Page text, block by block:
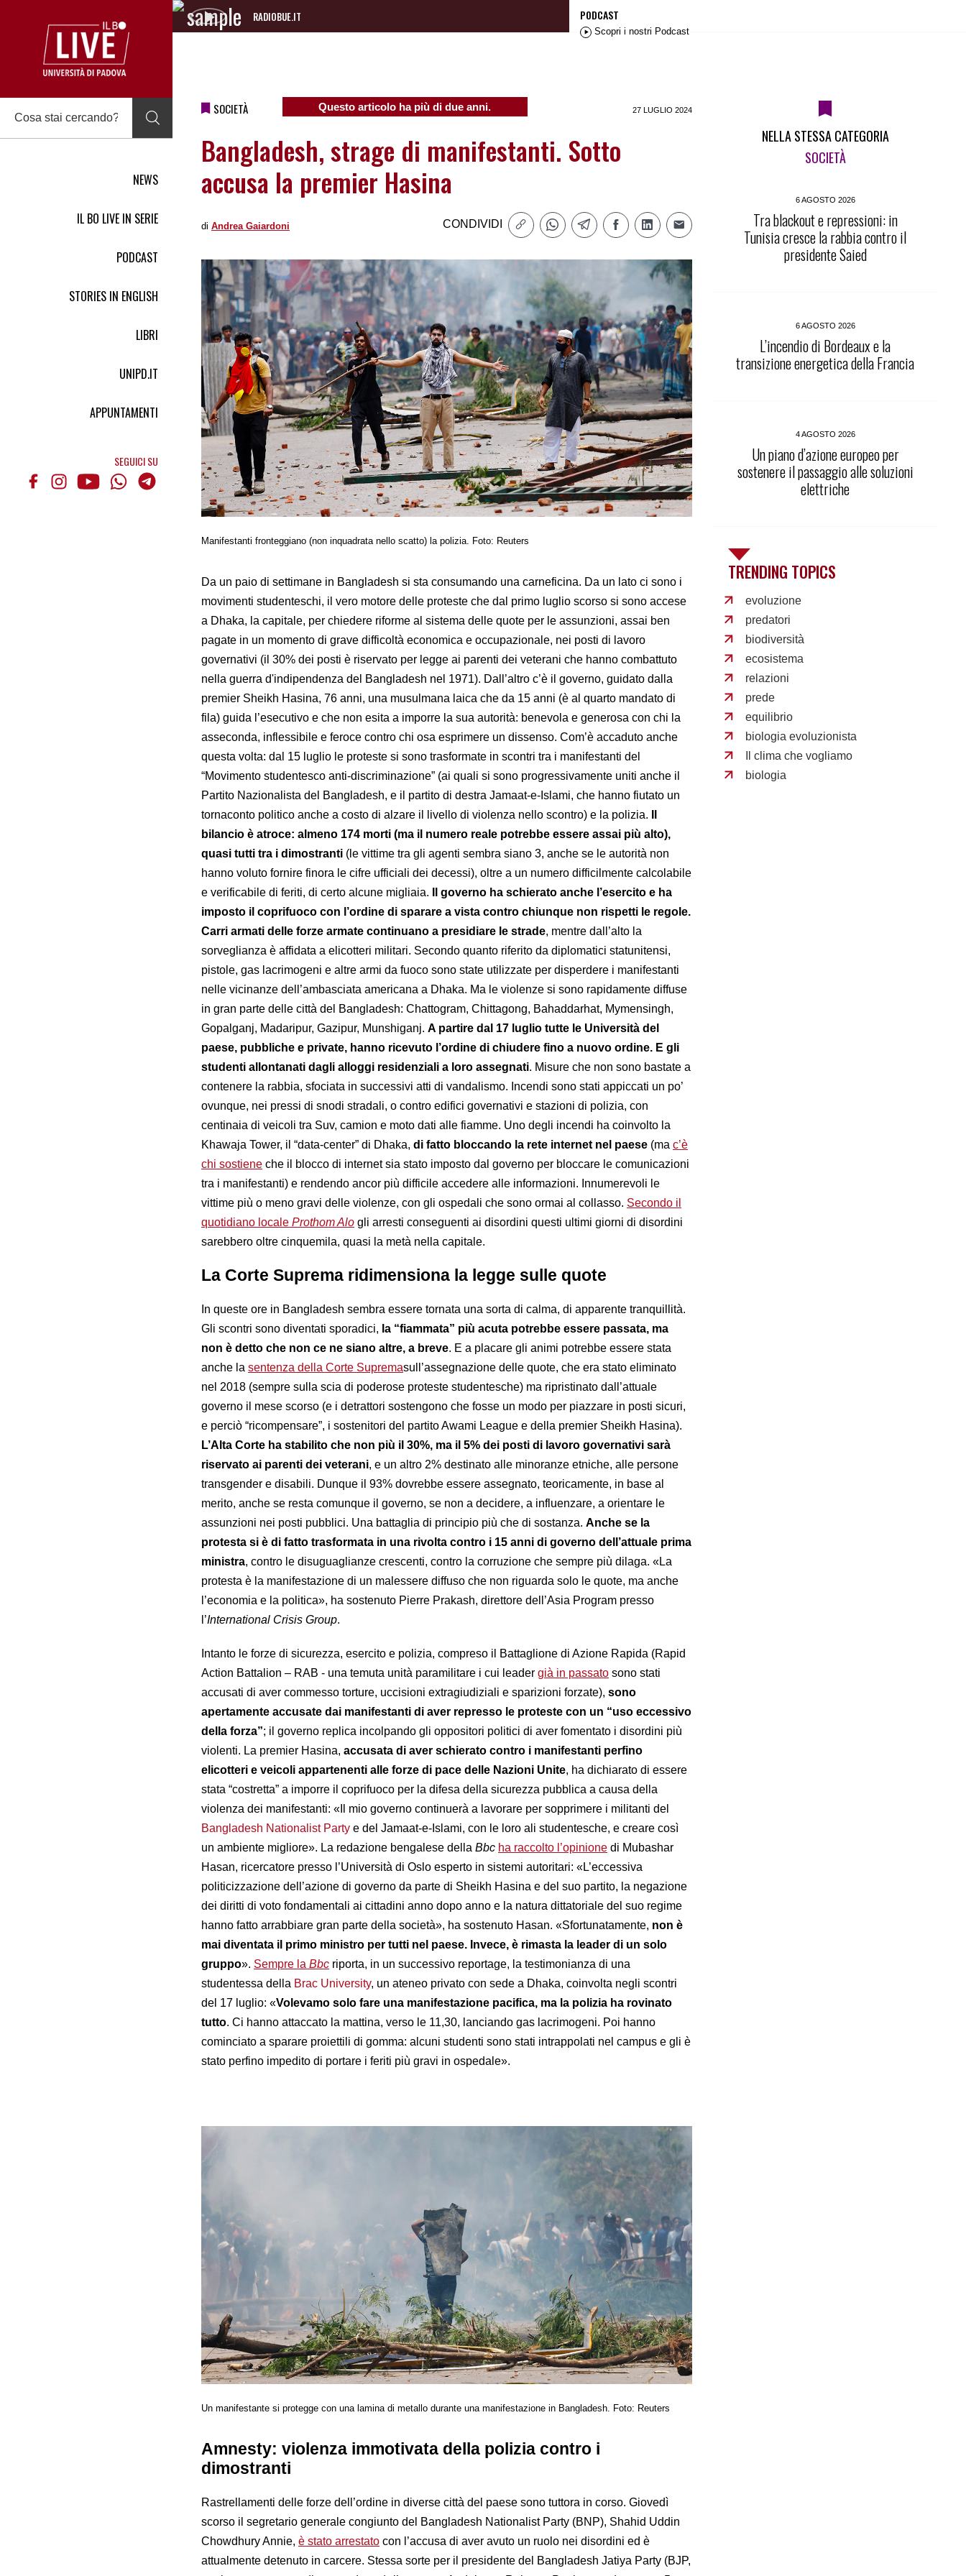
NEWS
IL BO LIVE IN SERIE
PODCAST
STORIES IN ENGLISH
LIBRI
UNIPD.IT
APPUNTAMENTI
SEGUICI SU
RADIOBUE.IT
Audio
PODCAST
Scopri i nostri Podcast
SOCIETÀ Questo articolo ha più di due anni. 27 LUGLIO 2024
Bangladesh, strage di manifestanti. Sotto
accusa la premier Hasina
di Andrea Gaiardoni CONDIVIDI
Manifestanti fronteggiano (non inquadrata nello scatto) la polizia. Foto: Reuters
Da un paio di settimane in Bangladesh si sta consumando una carneficina. Da un lato ci sono i
movimenti studenteschi, il vero motore delle proteste che dal primo luglio scorso si sono accese
a Dhaka, la capitale, per chiedere riforme al sistema delle quote per le assunzioni, assai ben
pagate in un momento di grave difficoltà economica e occupazionale, nei posti di lavoro
governativi (il 30% dei posti è riservato per legge ai parenti dei veterani che hanno combattuto
nella guerra d'indipendenza del Bangladesh nel 1971). Dall’altro c’è il governo, guidato dalla
premier Sheikh Hasina, 76 anni, una musulmana laica che da 15 anni (è al quarto mandato di
fila) guida l’esecutivo e che non esita a imporre la sua autorità: benevola e generosa con chi la
asseconda, inflessibile e feroce contro chi osa esprimere un dissenso. Com’è accaduto anche
questa volta: dal 15 luglio le proteste si sono trasformate in scontri tra i manifestanti del
“Movimento studentesco anti-discriminazione” (ai quali si sono progressivamente uniti anche il
Partito Nazionalista del Bangladesh, e il partito di destra Jamaat-e-Islami, che hanno fiutato un
tornaconto politico anche a costo di alzare il livello di violenza nello scontro) e la polizia.
bilancio è atroce: almeno 174 morti (ma il numero reale potrebbe essere assai più alto),
quasi tutti tra i dimostranti (le vittime tra gli agenti sembra siano 3, anche se le autorità non
hanno voluto fornire finora le cifre ufficiali dei decessi), oltre a un numero difficilmente calcolabile
e verificabile di feriti, di certo alcune migliaia.
Il governo ha schierato anche l’esercito e ha
imposto il coprifuoco con l’ordine di sparare a vista contro chiunque non rispetti le regole.
Carri armati delle forze armate continuano a presidiare le strade, mentre dall’alto la
sorveglianza è affidata a elicotteri militari. Secondo quanto riferito da diplomatici statunitensi,
pistole, gas lacrimogeni e altre armi da fuoco sono state utilizzate per disperdere i manifestanti
nelle vicinanze dell’ambasciata americana a Dhaka. Ma le violenze si sono rapidamente diffuse
in gran parte delle città del Bangladesh: Chattogram, Chittagong, Bahaddarhat, Mymensingh,
Gopalganj, Madaripur, Gazipur, Munshiganj. A partire dal 17 luglio tutte le Università del
paese, pubbliche e private, hanno ricevuto l’ordine di chiudere fino a nuovo ordine. E gli
studenti allontanati dagli alloggi residenziali a loro assegnati. Misure che non sono bastate a
contenere la rabbia, sfociata in successivi atti di vandalismo. Incendi sono stati appiccati un po’
ovunque, nei pressi di snodi stradali, o contro edifici governativi e stazioni di polizia, con
centinaia di veicoli tra Suv, camion e moto dati alle fiamme. Uno degli incendi ha coinvolto la
Khawaja Tower, il “data-center” di Dhaka, di fatto bloccando la rete internet nel paese (ma c’è
chi sostiene che il blocco di internet sia stato imposto dal governo per bloccare le comunicazioni
tra i manifestanti) e rendendo ancor più difficile accedere alle informazioni. Innumerevoli le
vittime più o meno gravi delle violenze, con gli ospedali che sono ormai al collasso. Secondo il
quotidiano locale Prothom Alo gli arresti conseguenti ai disordini questi ultimi giorni di disordini
sarebbero oltre cinquemila, quasi la metà nella capitale.
La Corte Suprema ridimensiona la legge sulle quote
In queste ore in Bangladesh sembra essere tornata una sorta di calma, di apparente tranquillità.
Gli scontri sono diventati sporadici, la “fiammata” più acuta potrebbe essere passata, ma
non è detto che non ce ne siano altre, a breve. E a placare gli animi potrebbe essere stata
anche la sentenza della Corte Supremasull’assegnazione delle quote, che era stato eliminato
nel 2018 (sempre sulla scia di poderose proteste studentesche) ma ripristinato dall’attuale
governo il mese scorso (e i detrattori sostengono che fosse un modo per piazzare in posti sicuri,
e perciò “ricompensare”, i sostenitori del partito Awami League e della premier Sheikh Hasina).
L’Alta Corte ha stabilito che non più il 30%, ma il 5% dei posti di lavoro governativi sarà
riservato ai parenti dei veterani, e un altro 2% destinato alle minoranze etniche, alle persone
transgender e disabili. Dunque il 93% dovrebbe essere assegnato, teoricamente, in base al
merito, anche se resta comunque il governo, se non a decidere, a influenzare, a orientare le
assunzioni nei posti pubblici. Una battaglia di principio più che di sostanza. Anche se la
protesta si è di fatto trasformata in una rivolta contro i 15 anni di governo dell’attuale prima
ministra, contro le disuguaglianze crescenti, contro la corruzione che sempre più dilaga. «La
protesta è la manifestazione di un malessere diffuso che non riguarda solo le quote, ma anche
l’economia e la politica», ha sostenuto Pierre Prakash, direttore dell’Asia Program presso
l’International Crisis Group.
Intanto le forze di sicurezza, esercito e polizia, compreso il Battaglione di Azione Rapida (Rapid
Action Battalion – RAB - una temuta unità paramilitare i cui leader già in passato sono stati
accusati di aver commesso torture, uccisioni extragiudiziali e sparizioni forzate), sono
apertamente accusate dai manifestanti di aver represso le proteste con un “uso eccessivo
della forza”; il governo replica incolpando gli oppositori politici di aver fomentato i disordini più
violenti. La premier Hasina, accusata di aver schierato contro i manifestanti perfino
elicotteri e veicoli appartenenti alle forze di pace delle Nazioni Unite, ha dichiarato di essere
stata “costretta” a imporre il coprifuoco per la difesa della sicurezza pubblica a causa della
violenza dei manifestanti: «Il mio governo continuerà a lavorare per sopprimere i militanti del
Bangladesh Nationalist Party e del Jamaat-e-Islami, con le loro ali studentesche, e creare così
un ambiente migliore». La redazione bengalese della Bbc ha raccolto l’opinione di Mubashar
Hasan, ricercatore presso l’Università di Oslo esperto in sistemi autoritari: «L’eccessiva
politicizzazione dell’azione di governo da parte di Sheikh Hasina e del suo partito, la negazione
dei diritti di voto fondamentali ai cittadini anno dopo anno e la natura dittatoriale del suo regime
hanno fatto arrabbiare gran parte della società», ha sostenuto Hasan. «Sfortunatamente, non è
mai diventata il primo ministro per tutti nel paese. Invece, è rimasta la leader di un solo
gruppo». Sempre la Bbc riporta, in un successivo reportage, la testimonianza di una
studentessa della Brac University, un ateneo privato con sede a Dhaka, coinvolta negli scontri
del 17 luglio: «Volevamo solo fare una manifestazione pacifica, ma la polizia ha rovinato
tutto. Ci hanno attaccato la mattina, verso le 11,30, lanciando gas lacrimogeni. Poi hanno
cominciato a sparare proiettili di gomma: alcuni studenti sono stati intrappolati nel campus e gli è
stato perfino impedito di portare i feriti più gravi in ospedale».
Un manifestante si protegge con una lamina di metallo durante una manifestazione in Bangladesh. Foto: Reuters
Amnesty: violenza immotivata della polizia contro i
dimostranti
Rastrellamenti delle forze dell’ordine in diverse città del paese sono tuttora in corso. Giovedì
scorso il segretario generale congiunto del Bangladesh Nationalist Party (BNP), Shahid Uddin
Chowdhury Annie, è stato arrestato con l’accusa di aver avuto un ruolo nei disordini ed è
attualmente detenuto in carcere. Stessa sorte per il presidente del Bangladesh Jatiya Party (BJP,
NELLA STESSA CATEGORIA
SOCIETÀ
6 AGOSTO 2026
Tra blackout e repressioni: in
Tunisia cresce la rabbia contro il
presidente Saied
6 AGOSTO 2026
L’incendio di Bordeaux e la
transizione energetica della Francia
4 AGOSTO 2026
Un piano d’azione europeo per
sostenere il passaggio alle soluzioni
elettriche
TRENDING TOPICS
evoluzione
predatori
biodiversità
ecosistema
relazioni
prede
equilibrio
biologia evoluzionista
Il clima che vogliamo
biologia